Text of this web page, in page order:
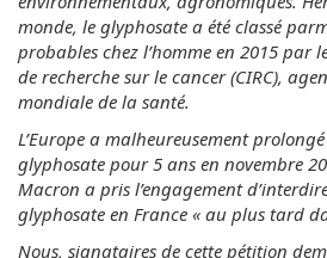
monde, le glyphosate a été classé
probables chez l’homme en 2015 par
de recherche sur le cancer (CIRC),
mondiale de la santé.
L’Europe a malheureusement
glyphosate pour 5 ans en novembre
Macron a pris l’engagement
glyphosate en France « au plus tard
Nous, signataires de cette pétition